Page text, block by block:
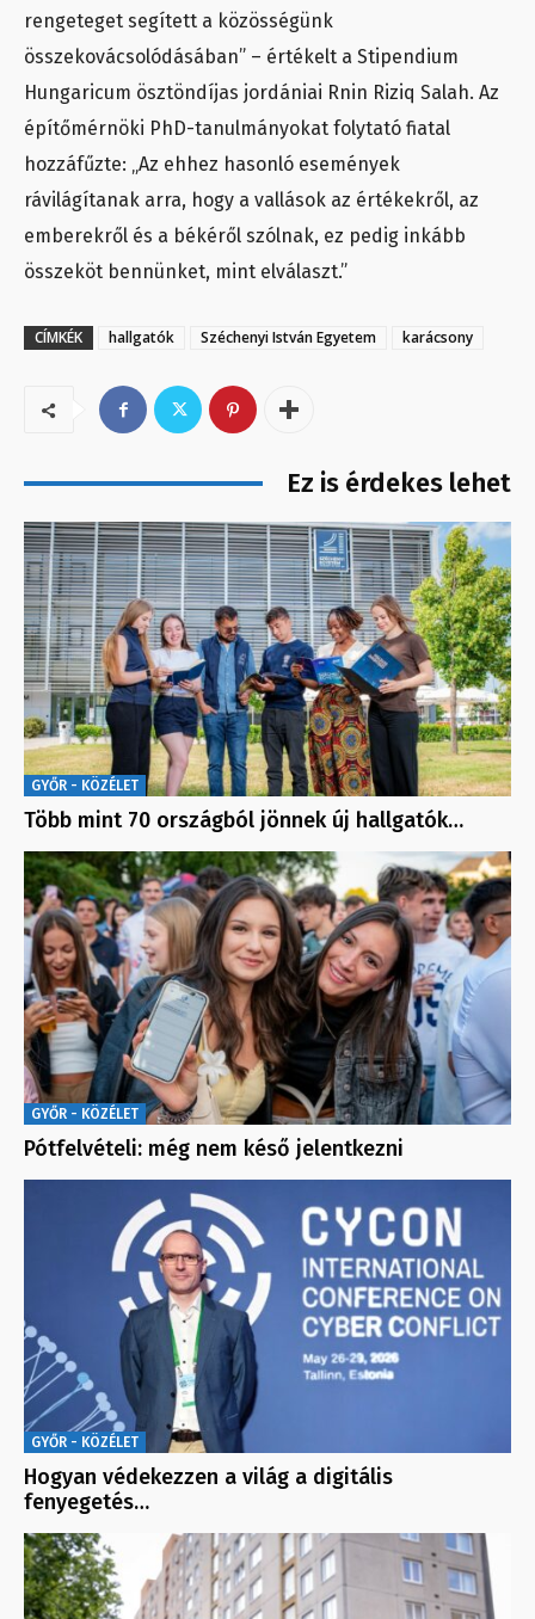
rengeteget segített a közösségünk
összekovácsolódásában” – értékelt a Stipendium
Hungaricum ösztöndíjas jordániai Rnin Riziq Salah. Az
építőmérnöki PhD-tanulmányokat folytató fiatal
hozzáfűzte: „Az ehhez hasonló események
rávilágítanak arra, hogy a vallások az értékekről, az
emberekről és a békéről szólnak, ez pedig inkább
összeköt bennünket, mint elválaszt.”
CÍMKÉK hallgatók Széchenyi István Egyetem karácsony
Ez is érdekes lehet
GYŐR - KÖZÉLET
Több mint 70 országból jönnek új hallgatók…
GYŐR - KÖZÉLET
Pótfelvételi: még nem késő jelentkezni
GYŐR - KÖZÉLET
Hogyan védekezzen a világ a digitális
fenyegetés…